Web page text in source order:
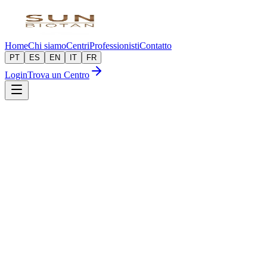
HomeChi siamoCentriProfessionistiContatto
PT ES EN IT FR
LoginTrova un Centro